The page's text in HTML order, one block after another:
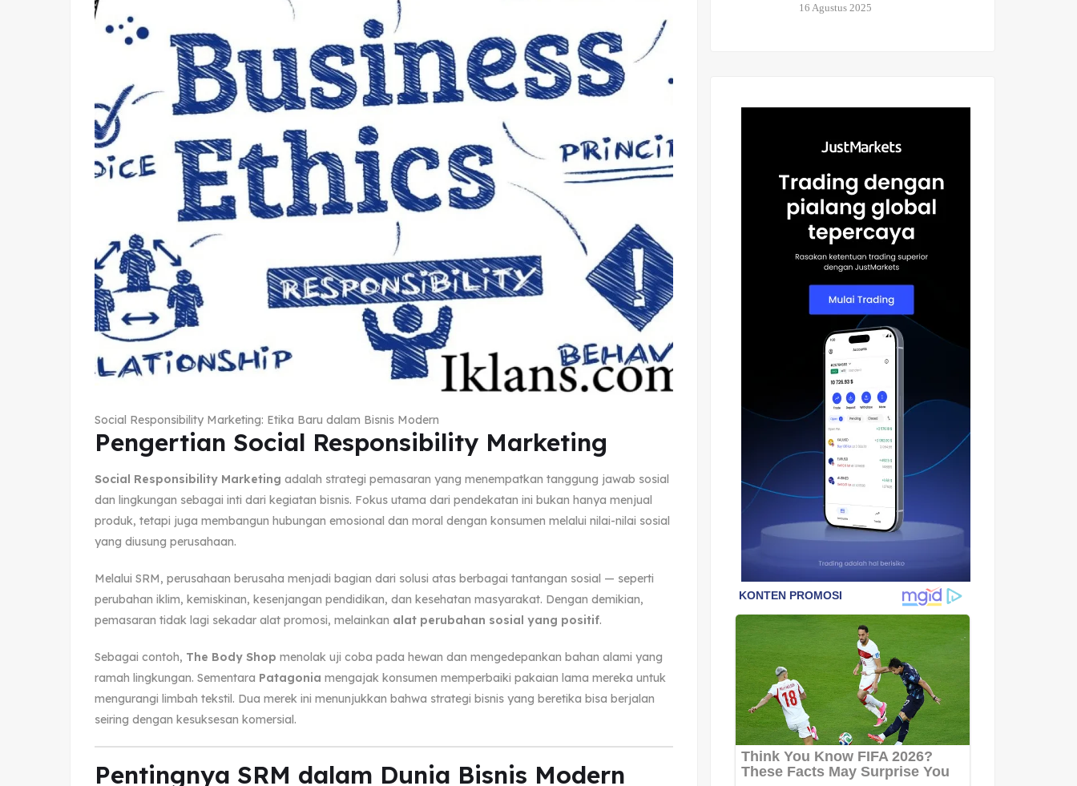
Social Responsibility Marketing: Etika Baru dalam Bisnis Modern
Pengertian Social Responsibility Marketing
Social Responsibility Marketing adalah strategi pemasaran yang menempatkan tanggung jawab sosial
dan lingkungan sebagai inti dari kegiatan bisnis. Fokus utama dari pendekatan ini bukan hanya menjual
produk, tetapi juga membangun hubungan emosional dan moral dengan konsumen melalui nilai-nilai sosial
yang diusung perusahaan.
Melalui SRM, perusahaan berusaha menjadi bagian dari solusi atas berbagai tantangan sosial — seperti
perubahan iklim, kemiskinan, kesenjangan pendidikan, dan kesehatan masyarakat. Dengan demikian,
pemasaran tidak lagi sekadar alat promosi, melainkan alat perubahan sosial yang positif.
Sebagai contoh, The Body Shop menolak uji coba pada hewan dan mengedepankan bahan alami yang
ramah lingkungan. Sementara Patagonia mengajak konsumen memperbaiki pakaian lama mereka untuk
mengurangi limbah tekstil. Dua merek ini menunjukkan bahwa strategi bisnis yang beretika bisa berjalan
seiring dengan kesuksesan komersial.
Pentingnya SRM dalam Dunia Bisnis Modern
16 Agustus 2025